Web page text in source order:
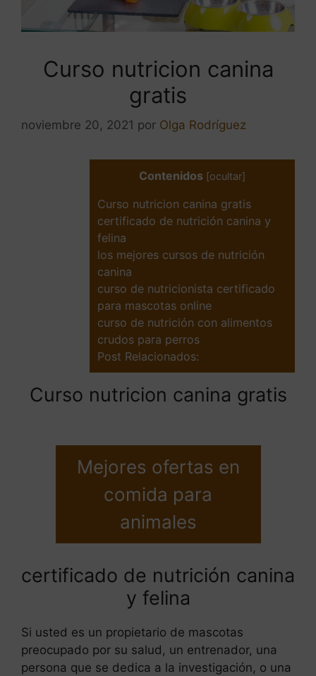
Curso nutricion canina
gratis
noviembre 20, 2021 por Olga Rodríguez
Contenidos [ocultar]
Curso nutricion canina gratis
certificado de nutrición canina y
felina
los mejores cursos de nutrición
canina
curso de nutricionista certificado
para mascotas online
curso de nutrición con alimentos
crudos para perros
Post Relacionados:
Curso nutricion canina gratis
Mejores ofertas en
comida para
animales
certificado de nutrición canina
y felina
Si usted es un propietario de mascotas
preocupado por su salud, un entrenador, una
persona que se dedica a la investigación, o una